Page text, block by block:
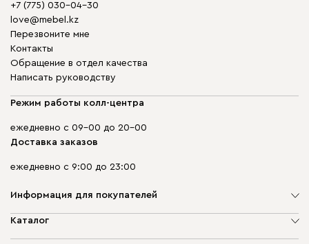
+7 (775) 030-04-30
love@mebel.kz
Перезвоните мне
Контакты
Обращение в отдел качества
Написать руководству
Режим работы колл-центра
ежедневно с 09-00 до 20-00
Доставка заказов
ежедневно с 9:00 до 23:00
Информация для покупателей
О компании
Каталог